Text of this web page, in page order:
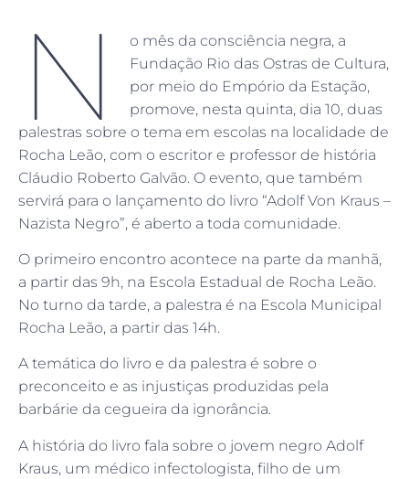
N
o mês da consciência negra, a
Fundação Rio das Ostras de Cultura,
por meio do Empório da Estação,
promove, nesta quinta, dia 10, duas
palestras sobre o tema em escolas na localidade de
Rocha Leão, com o escritor e professor de história
Cláudio Roberto Galvão. O evento, que também
servirá para o lançamento do livro “Adolf Von Kraus –
Nazista Negro”, é aberto a toda comunidade.
O primeiro encontro acontece na parte da manhã,
a partir das 9h, na Escola Estadual de Rocha Leão.
No turno da tarde, a palestra é na Escola Municipal
Rocha Leão, a partir das 14h.
A temática do livro e da palestra é sobre o
preconceito e as injustiças produzidas pela
barbárie da cegueira da ignorância.
A história do livro fala sobre o jovem negro Adolf
Kraus, um médico infectologista, filho de um